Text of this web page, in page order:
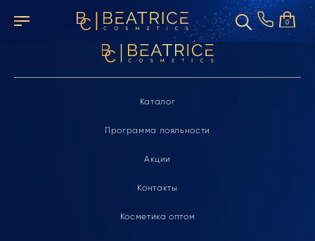
0
Элемент не найден
Каталог
Программа лояльности
Акции
Контакты
Косметика оптом